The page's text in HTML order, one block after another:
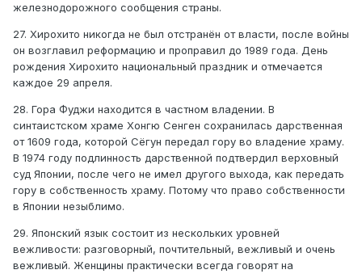
железнодорожного сообщения страны.
27. Хирохито никогда не был отстранён от власти, после войны
он возглавил реформацию и проправил до 1989 года. День
рождения Хирохито национальный праздник и отмечается
каждое 29 апреля.
28. Гора Фуджи находится в частном владении. В
синтаистском храме Хонгю Сенген сохранилась дарственная
от 1609 года, которой Сёгун передал гору во владение храму.
В 1974 году подлинность дарственной подтвердил верховный
суд Японии, после чего не имел другого выхода, как передать
гору в собственность храму. Потому что право собственности
в Японии незыблимо.
29. Японский язык состоит из нескольких уровней
вежливости: разговорный, почтительный, вежливый и очень
вежливый. Женщины практически всегда говорят на